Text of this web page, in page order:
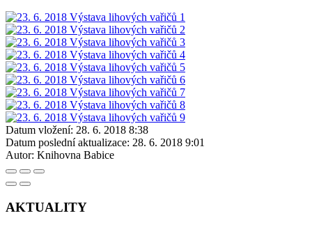
Datum vložení: 28. 6. 2018 8:38
Datum poslední aktualizace: 28. 6. 2018 9:01
Autor: Knihovna Babice
AKTUALITY